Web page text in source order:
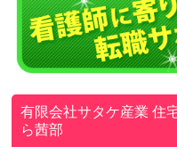
有限会社サタケ産業住
ら茜部